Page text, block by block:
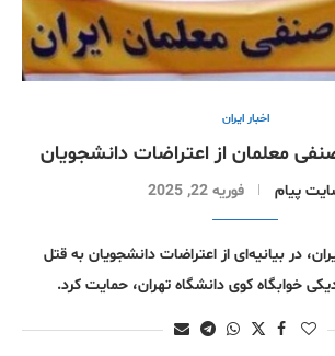
اخبار ایران
معلمان از اعتراضات دانشجویان
پیام فوریه 22, 2025
در بیانیه‌ای از اعتراضات دانشجویان به قتل
خوابگاه کوی دانشگاه تهران، حمایت کرد.